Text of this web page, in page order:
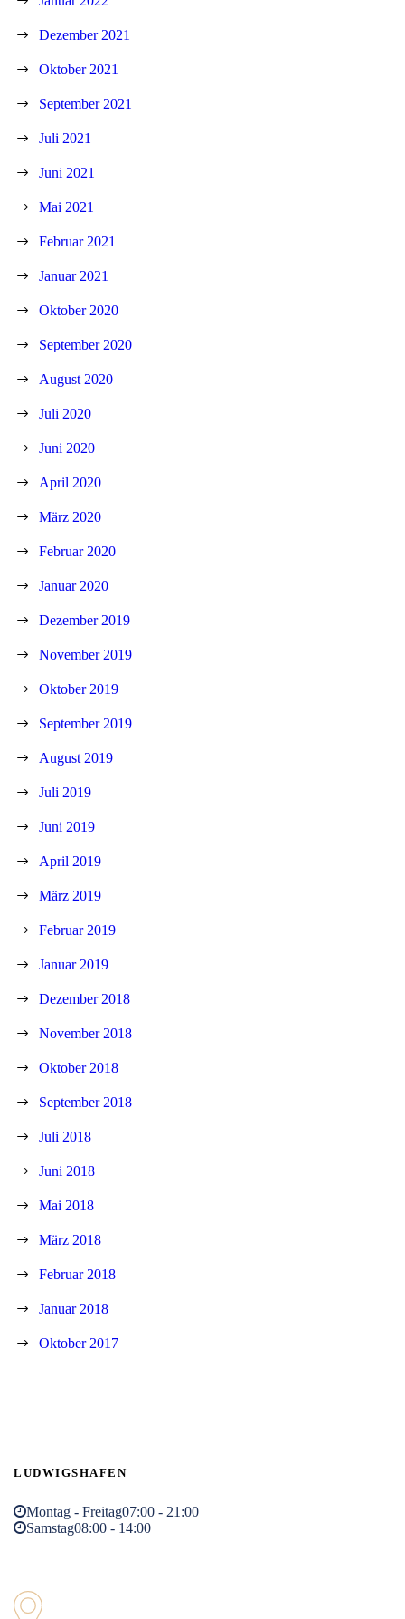
Dezember 2021
Oktober 2021
September 2021
Juli 2021
Juni 2021
Mai 2021
Februar 2021
Januar 2021
Oktober 2020
September 2020
August 2020
Juli 2020
Juni 2020
April 2020
März 2020
Februar 2020
Januar 2020
Dezember 2019
November 2019
Oktober 2019
September 2019
August 2019
Juli 2019
Juni 2019
April 2019
März 2019
Februar 2019
Januar 2019
Dezember 2018
November 2018
Oktober 2018
September 2018
Juli 2018
Juni 2018
Mai 2018
März 2018
Februar 2018
Januar 2018
Oktober 2017
LUDWIGSHAFEN
Montag - Freitag07:00 - 21:00
Samstag08:00 - 14:00